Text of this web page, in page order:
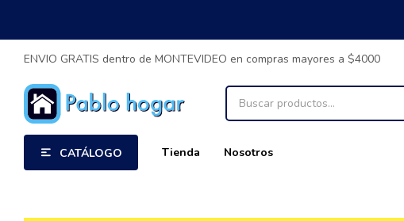
CATÁLOGO Tienda Nosotros
ENVIO GRATIS dentro de MONTEVIDEO en compras mayores a $4000